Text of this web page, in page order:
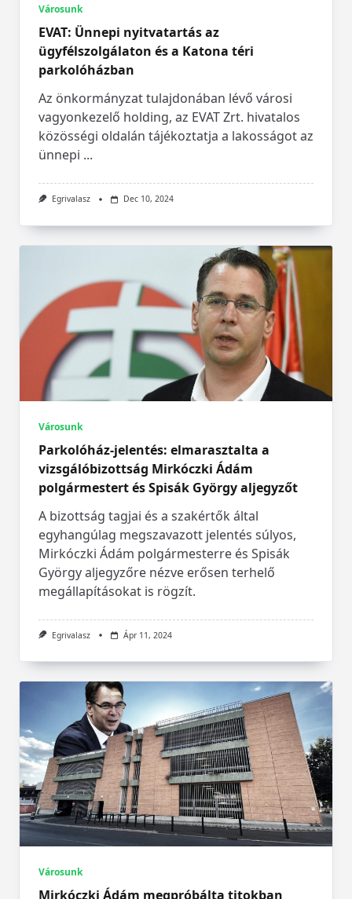
Városunk
EVAT: Ünnepi nyitvatartás az
ügyfélszolgálaton és a Katona téri
parkolóházban
Az önkormányzat tulajdonában lévő városi
vagyonkezelő holding, az EVAT Zrt. hivatalos
közösségi oldalán tájékoztatja a lakosságot az
ünnepi ...
Egrivalasz Dec 10, 2024
Városunk
Parkolóház-jelentés: elmarasztalta a
vizsgálóbizottság Mirkóczki Ádám
polgármestert és Spisák György aljegyzőt
A bizottság tagjai és a szakértők által
egyhangúlag megszavazott jelentés súlyos,
Mirkóczki Ádám polgármesterre és Spisák
György aljegyzőre nézve erősen terhelő
megállapításokat is rögzít.
Egrivalasz Ápr 11, 2024
Városunk
Mirkóczki Ádám megpróbálta titokban